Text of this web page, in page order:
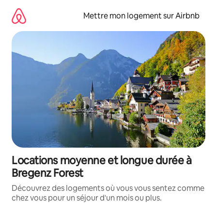
directement
contenu
Mettre mon logement sur Airbnb
Locations moyenne et longue durée à
Bregenz Forest
Découvrez des logements où vous vous sentez comme
chez vous pour un séjour d'un mois ou plus.